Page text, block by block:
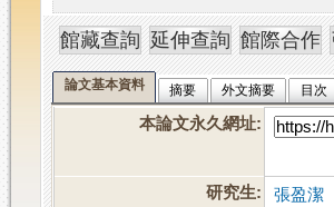
論文基本資料 摘要 外文摘要 目次
本論文永久網址:
研究生:
張盈潔